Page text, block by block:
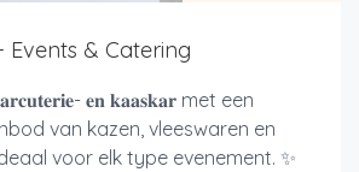
Events & Catering
𝐞𝐧 𝐤𝐚𝐚𝐬𝐤𝐚𝐫 met een
van kazen, vleeswaren en
voor elk type evenement. ✨